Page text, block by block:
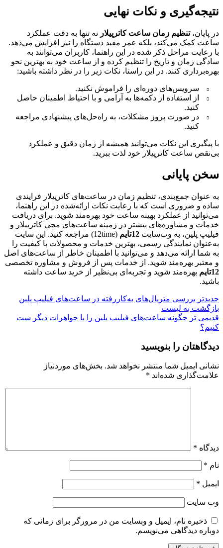
نتیجه‌گیری و نکات نهایی
در پایان،تنظیم زمان ساعت کاترپیلار نه تنها به دقت عملکرد
ساعت کمک می‌کند، بلکه عمر مفید دستگاه را نیز افزایش می‌دهد.
با رعایت مراحل ذکر شده در این راهنما، کاربران می‌توانند به
سادگی زمان و تاریخ را تنظیم کرده و از ساعت خود به بهترین نحو
بهره‌برداری کنند. در این راستا، نکات زیر را در نظر داشته باشید:
سرویس‌های دوره‌ای را فراموش نکنید.
از استفاده از دکمه‌ها به آرامی و با احتیاط اطمینان حاصل
کنید.
در صورت بروز مشکلات، به راه‌حل‌های پیشنهادی مراجعه
کنید.
با پیگیری این نکات می‌توانید همیشه از زمان دقیق و عملکرد
بی‌نقص ساعت کاترپیلار خود لذت ببرید.
سخن پایانی
به عنوان جمع‌بندی، تنظیم زمان در ساعت‌های کاترپیلار فرایندی
ساده و ضروری است که با رعایت نکات ارائه‌شده در این راهنما،
می‌توانید از عملکرد بهینه ساعت خود بهره‌مند شوید. برای دریافت
خدمات و مشاوره‌های بیشتر در زمینه ساعت‌های مچی کاترپیلار و
فیلیپ پلین، به وب‌سایت 12تایم
(12time) مراجعه کنید. این سایت
به‌عنوان نمایندگی رسمی، بهترین خدمات و محصولات با کیفیت را
به شما ارائه می‌دهد و می‌توانید با اطمینان خاطر از ساعت‌های اصل
و معتبر بهره‌مند شوید. از خدمات پس از فروش و مشاوره تخصصی
12تایم
بهره‌مند شوید و تجربه‌ای بی‌نظیر از خرید ساعت داشته
باشید.
جدیدتر بررسی متریال‌های به‌کاررفته در ساعت‌های فیلیپ پلین
بازگشت به لیست
قدیمی تر چگونه ساعت‌های فیلیپ پلین را با جواهرات دیگر ست
کنیم؟
دیدگاهتان را بنویسید
نشانی ایمیل شما منتشر نخواهد شد. بخش‌های موردنیاز
علامت‌گذاری شده‌اند *
دیدگاه *
نام *
ایمیل *
وب‌ سایت
ذخیره نام، ایمیل و وبسایت من در مرورگر برای زمانی که
دوباره دیدگاهی می‌نویسم.